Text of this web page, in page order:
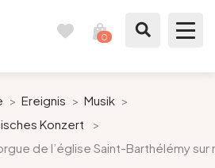
0
> Ereignis > Musik >
Konzert
>
de l’église Saint-Barthélémy